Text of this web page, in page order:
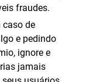
fraudes.
caso de
e pedindo
ignore e
jamais